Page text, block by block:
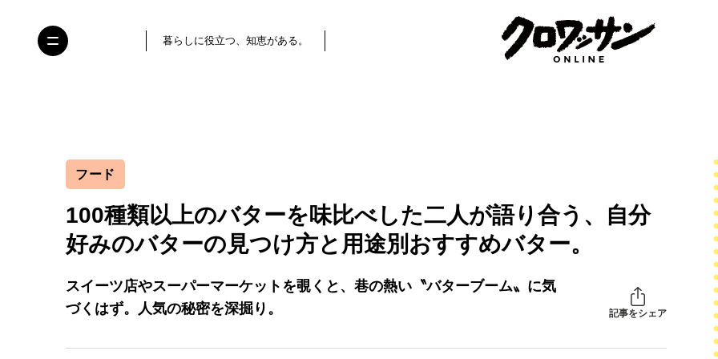
暮らしに役立つ、知恵がある。
フード
100種類以上のバターを味比べした二人が語り合う、自分
好みのバターの見つけ方と用途別おすすめバター。
スイーツ店やスーパーマーケットを覗くと、巷の熱い〝バターブーム〟に気
づくはず。人気の秘密を深掘り。
記事をシェア